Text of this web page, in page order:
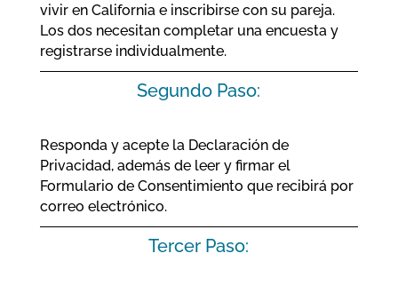
vivir en California e inscribirse con su pareja.
Los dos necesitan completar una encuesta y
registrarse individualmente.
Segundo Paso:
Responda y acepte la Declaración de
Privacidad, además de leer y firmar el
Formulario de Consentimiento que recibirá por
correo electrónico.
Tercer Paso: